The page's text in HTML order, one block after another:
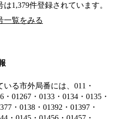
1,379件登録されています。
一覧をみる
る市外局番には、011・
01267・0133・0134・0135・
・0138・01392・01397・